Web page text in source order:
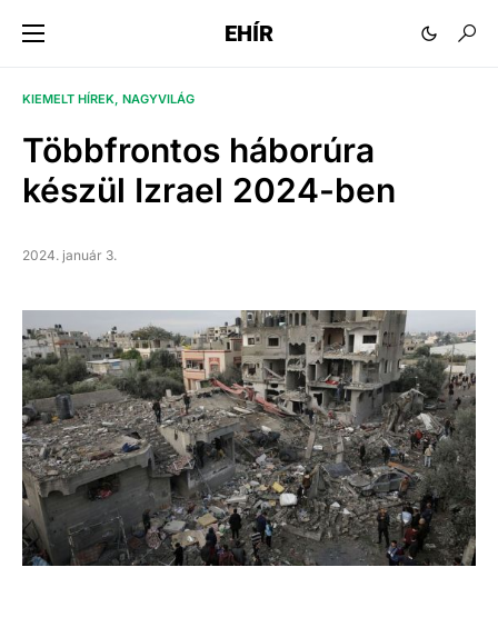
EHÍR
KIEMELT HÍREK NAGYVILÁG
Többfrontos háborúra
készül Izrael 2024-ben
2024. január 3.